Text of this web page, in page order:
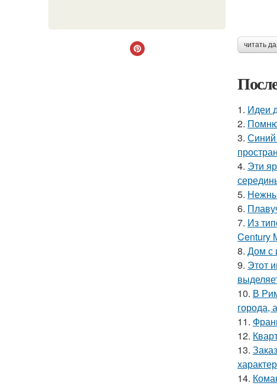
читать
1. Идеи
2.
3. Синий
4. Эти
5.
6.
7. Из
Century
8. Дом с
9. Этот
10. В
города,
11.
12.
13.
14.